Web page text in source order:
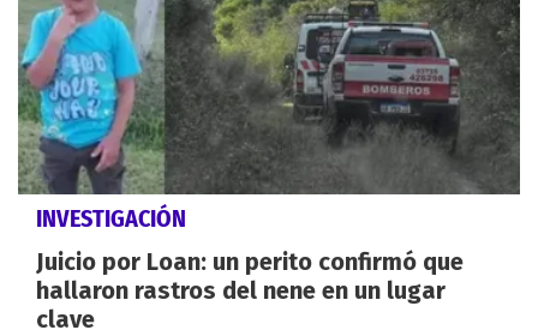
INVESTIGACIÓN
Juicio por Loan: un perito confirmó que
hallaron rastros del nene en un lugar
clave